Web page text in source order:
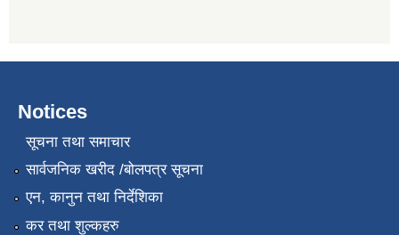
Notices
सूचना तथा समाचार
सार्वजनिक खरीद /बोलपत्र सूचना
एन, कानुन तथा निर्देशिका
कर तथा शुल्कहरु